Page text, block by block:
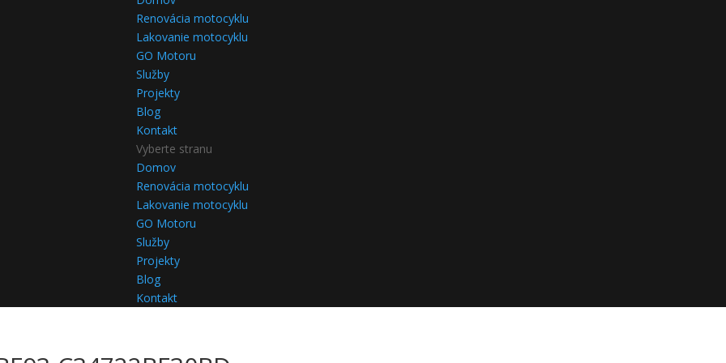
Renovácia motocyklu
Lakovanie motocyklu
GO Motoru
Služby
Projekty
Blog
Kontakt
Vyberte stranu
Domov
Renovácia motocyklu
Lakovanie motocyklu
GO Motoru
Služby
Projekty
Blog
Kontakt